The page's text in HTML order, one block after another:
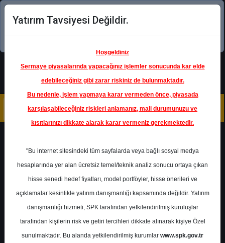
Şimdi uygulamayı indirin!
IPEKE- İPEK DOĞAL ENERJİ
KAYNAKLARI ARAŞTIRMA VE
Hedef Fiyat 63.70 ₺
Getiri
%-15.68
Yatırım Tavsiyesi Değildir.
Hoşgeldiniz
Sermaye piyasalarında yapacağınız işlemler sonucunda kar elde
edebileceğiniz gibi zarar riskiniz de bulunmaktadır.
Bu nedenle, işlem yapmaya karar vermeden önce, piyasada
karşılaşabileceğiniz riskleri anlamanız, mali durumunuzu ve
kısıtlarınızı dikkate alarak karar vermeniz gerekmektedir.
"Bu internet sitesindeki tüm sayfalarda veya bağlı sosyal medya
hesaplarında yer alan ücretsiz temel/teknik analiz sonucu ortaya çıkan
hisse senedi hedef fiyatları, model portföyler, hisse önerileri ve
açıklamalar kesinlikle yatırım danışmanlığı kapsamında değildir. Yatırım
danışmanlığı hizmeti, SPK tarafından yetkilendirilmiş kuruluşlar
tarafından kişilerin risk ve getiri tercihleri dikkate alınarak kişiye Özel
sunulmaktadır. Bu alanda yetkilendirilmiş kurumlar www.spk.gov.tr